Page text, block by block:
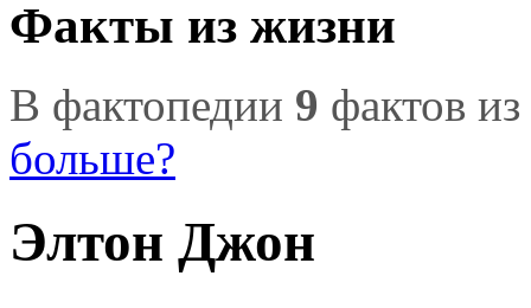
Факты из жизни
В фактопедии 9 фактов
больше?
Элтон Джон